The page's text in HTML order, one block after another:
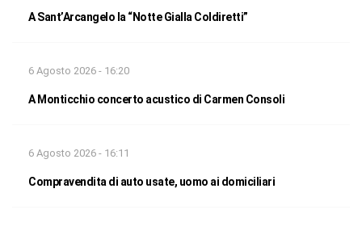
A Sant’Arcangelo la “Notte Gialla Coldiretti”
6 Agosto 2026 - 16:20
A Monticchio concerto acustico di Carmen Consoli
6 Agosto 2026 - 16:11
Compravendita di auto usate, uomo ai domiciliari